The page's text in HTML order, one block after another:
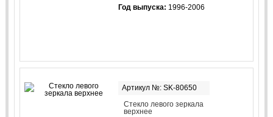
Год выпуска: 1996-2006
Артикул №: SK-80650
Стекло левого зеркала
верхнее